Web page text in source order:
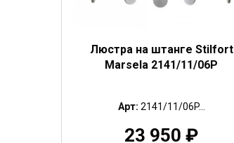
Люстра на штанге Stilfort
Marsela 2141/11/06P
Арт: 2141/11/06P...
23 950 ₽